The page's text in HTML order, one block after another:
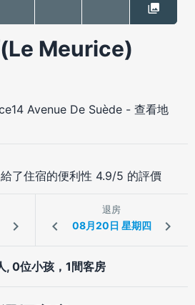
Meurice)
Avenue De Suède - 查看地
了住宿的便利性 4.9/5 的評價
退房
, 0位小孩，1間客房